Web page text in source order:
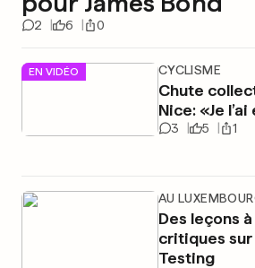
2 6 0
EN VIDÉO CYCLISME
Chute
Nice: «Je
3 5 1
AU
Des leçons
critiques sur
Testing